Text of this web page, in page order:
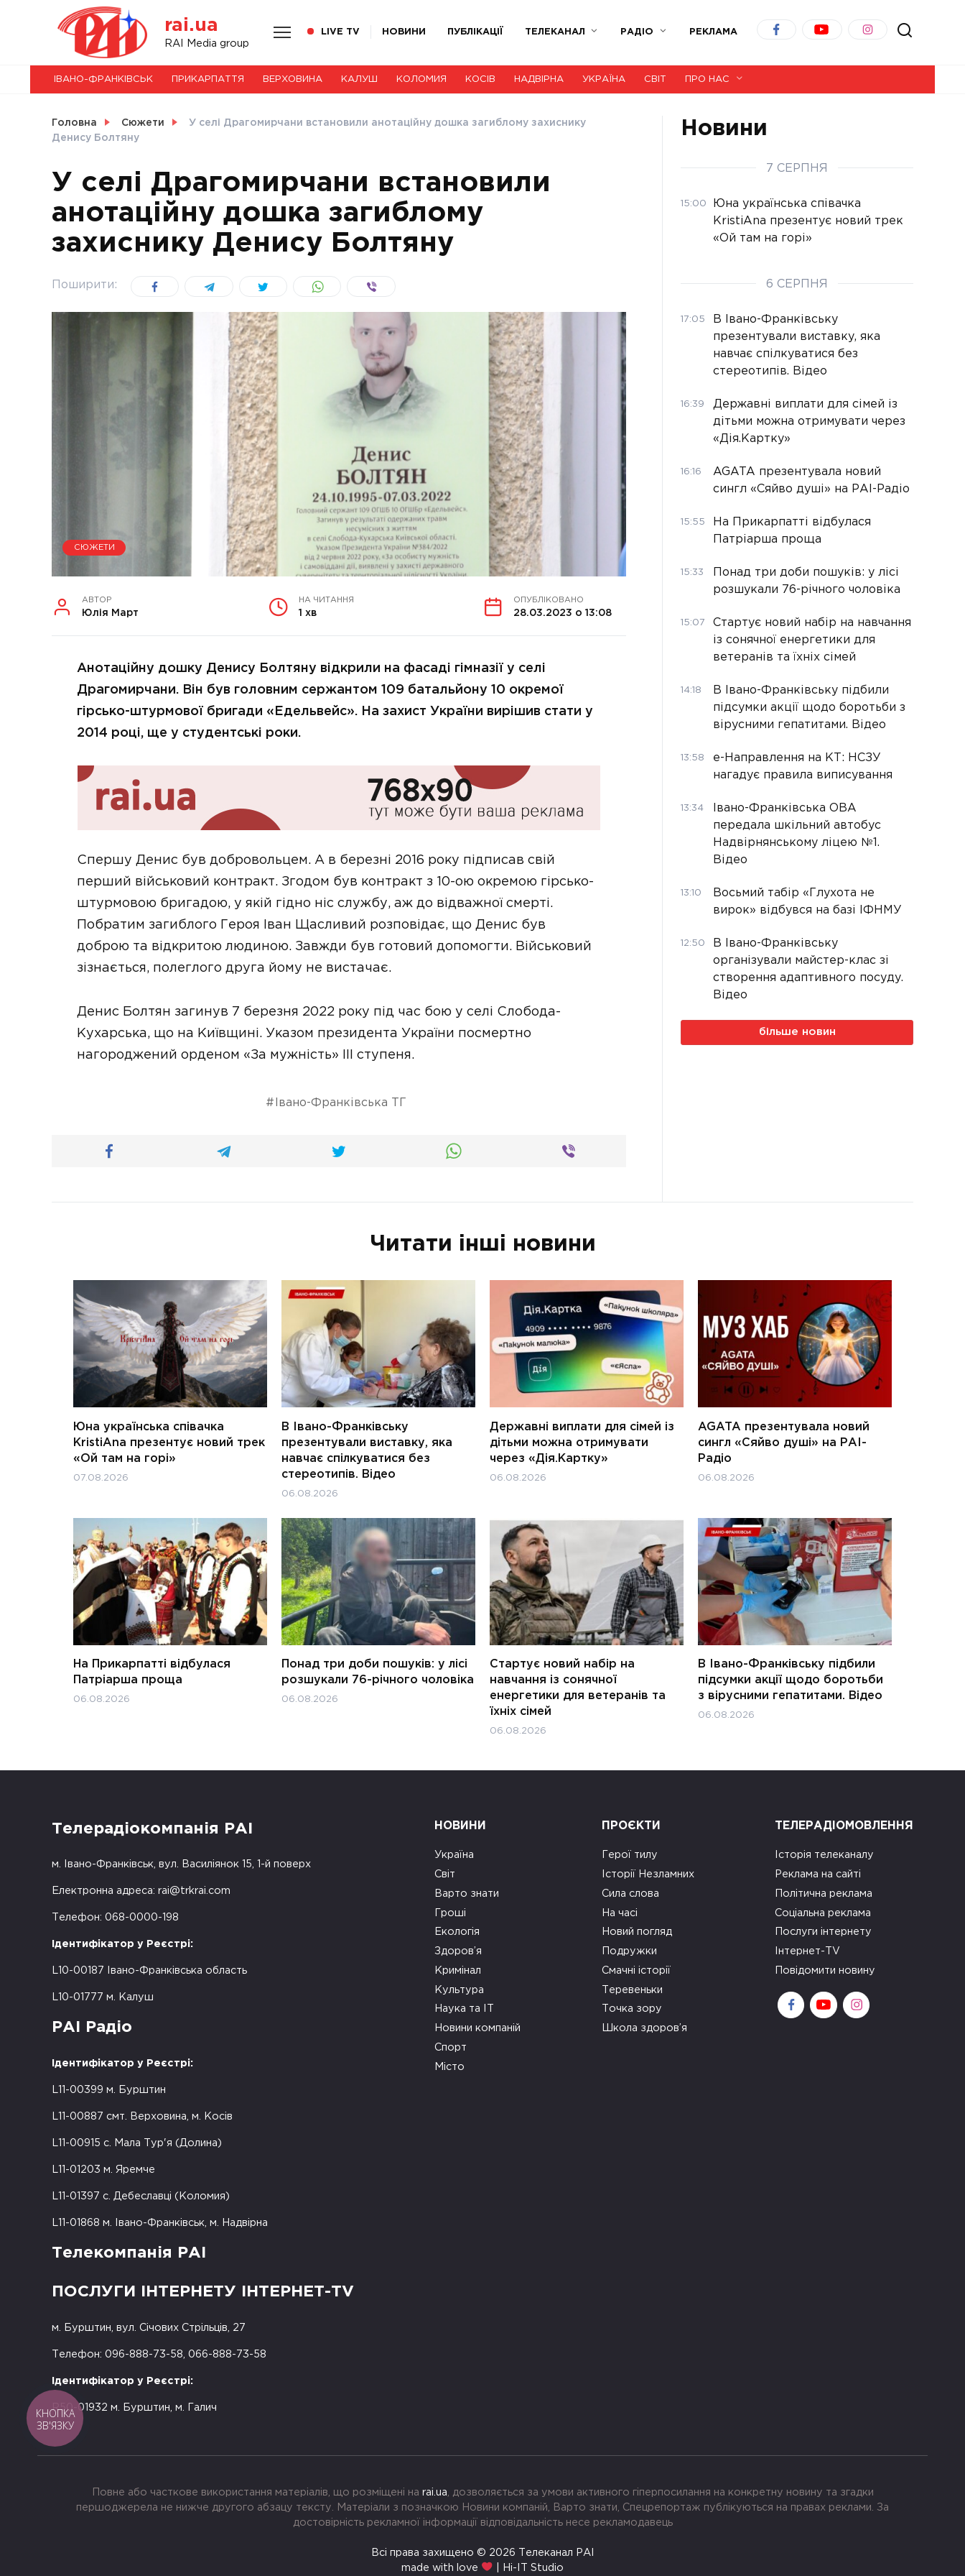
rai.ua
RAI Media group
LIVE TV НОВИНИ ПУБЛІКАЦІЇ ТЕЛЕКАНАЛ РАДІО РЕКЛАМА
НОВИНИ
СВІТ
УКРАЇНА
ІВАНО-ФРАНКІВСЬК ПРИКАРПАТТЯ ВЕРХОВИНА КАЛУШ КОЛОМИЯ КОСІВ НАДВІРНА УКРАЇНА СВІТ ПРО НАС
Головна Сюжети
У селі Драгомирчани встановили анотаційну дошка загиблому захиснику
Денису Болтяну
У селі Драгомирчани встановили
анотаційну дошка загиблому
захиснику Денису Болтяну
Поширити:
СЮЖЕТИ
АВТОР
Юлія Март
НА ЧИТАННЯ
1 хв
ОПУБЛІКОВАНО
28.03.2023 о 13:08
Анотаційну дошку Денису Болтяну відкрили на фасаді гімназії у селі
Драгомирчани. Він був головним сержантом 109 батальйону 10 окремої
гірсько-штурмової бригади «Едельвейс». На захист України вирішив стати у
2014 році, ще у студентські роки.
Спершу Денис був добровольцем. А в березні 2016 року підписав свій
перший військовий контракт. Згодом був контракт з 10-ою окремою гірсько-
штурмовою бригадою, у якій гідно ніс службу, аж до відважної смерті.
Побратим загиблого Героя Іван Щасливий розповідає, що Денис був
доброю та відкритою людиною. Завжди був готовий допомогти. Військовий
зізнається, полеглого друга йому не вистачає.
Денис Болтян загинув 7 березня 2022 року під час бою у селі Слобода-
Кухарська, що на Київщині. Указом президента України посмертно
нагороджений орденом «За мужність» ІІІ ступеня.
Івано-Франківська ТГ
Новини
7 СЕРПНЯ
15:00
Юна українська співачка
KristiAna презентує новий трек
«Ой там на горі»
6 СЕРПНЯ
17:05
В Івано-Франківську
презентували виставку, яка
навчає спілкуватися без
стереотипів. Відео
16:39
Державні виплати для сімей із
дітьми можна отримувати через
«Дія.Картку»
16:16
AGATA презентувала новий
сингл «Сяйво душі» на РАІ-Радіо
15:55
На Прикарпатті відбулася
Патріарша проща
15:33
Понад три доби пошуків: у лісі
розшукали 76-річного чоловіка
15:07
Стартує новий набір на навчання
із сонячної енергетики для
ветеранів та їхніх сімей
14:18
В Івано-Франківську підбили
підсумки акції щодо боротьби з
вірусними гепатитами. Відео
13:58
е-Направлення на КТ: НСЗУ
нагадує правила виписування
13:34
Івано-Франківська ОВА
передала шкільний автобус
Надвірнянському ліцею №1.
Відео
13:10
Восьмий табір «Глухота не
вирок» відбувся на базі ІФНМУ
12:50
В Івано-Франківську
організували майстер-клас зі
створення адаптивного посуду.
Відео
більше новин
Читати інші новини
Юна українська співачка
KristiAna презентує новий трек
«Ой там на горі»
07.08.2026
В Івано-Франківську
презентували виставку, яка
навчає спілкуватися без
стереотипів. Відео
06.08.2026
Державні виплати для сімей із
дітьми можна отримувати
через «Дія.Картку»
06.08.2026
AGATA презентувала новий
сингл «Сяйво душі» на РАІ-
Радіо
06.08.2026
На Прикарпатті відбулася
Патріарша проща
06.08.2026
Понад три доби пошуків: у лісі
розшукали 76-річного чоловіка
06.08.2026
Стартує новий набір на
навчання із сонячної
енергетики для ветеранів та
їхніх сімей
06.08.2026
В Івано-Франківську підбили
підсумки акції щодо боротьби
з вірусними гепатитами. Відео
06.08.2026
Телерадіокомпанія РАІ
м. Івано-Франківськ, вул. Василіянок 15, 1-й поверх
Електронна адреса: rai@trkrai.com
Телефон: 068-0000-198
Ідентифікатор у Реєстрі:
L10-00187 Івано-Франківська область
L10-01777 м. Калуш
РАІ Радіо
Ідентифікатор у Реєстрі:
L11-00399 м. Бурштин
L11-00887 смт. Верховина, м. Косів
L11-00915 с. Мала Тур'я (Долина)
L11-01203 м. Яремче
L11-01397 с. Дебеславці (Коломия)
L11-01868 м. Івано-Франківськ, м. Надвірна
Телекомпанія РАІ
ПОСЛУГИ ІНТЕРНЕТУ ІНТЕРНЕТ-TV
м. Бурштин, вул. Січових Стрільців, 27
Телефон: 096-888-73-58, 066-888-73-58
Ідентифікатор у Реєстрі:
R50-01932 м. Бурштин, м. Галич
НОВИНИ
Україна
Світ
Варто знати
Гроші
Екологія
Здоров’я
Кримінал
Культура
Наука та ІТ
Новини компаній
Спорт
Місто
ПРОЄКТИ
Герої тилу
Історії Незламних
Сила слова
На часі
Новий погляд
Подружки
Смачні історії
Теревеньки
Точка зору
Школа здоров’я
ТЕЛЕРАДІОМОВЛЕННЯ
Історія телеканалу
Реклама на сайті
Політична реклама
Соціальна реклама
Послуги інтернету
Інтернет-TV
Повідомити новину
Повне або часткове використання матеріалів, що розміщені на rai.ua , дозволяється за умови активного гіперпосилання на конкретну новину та згадки
першоджерела не нижче другого абзацу тексту. Матеріали з позначкою Новини компаній, Варто знати, Спецрепортаж публікуються на правах реклами. За
достовірність рекламної інформації відповідальність несе рекламодавець
Всі права захищено © 2026 Телеканал РАІ
made with love
| Hi-IT Studio
КНОПКА
ЗВ'ЯЗКУ